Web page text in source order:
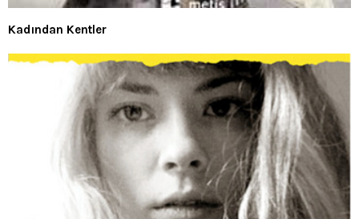
Kadından Kentler